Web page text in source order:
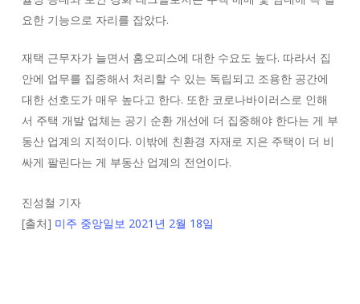
요한 기능으로 자리를 잡았다.
재택 근무자가 늘면서 홈오피스에 대한 수요도 높다. 따라서 집
안에 업무를 집중해서 처리할 수 있는 독립되고 조용한 공간에
대한 선호도가 매우 높다고 한다. 또한 코로나바이러스로 인해
서 주택 개발 업체는 공기 순환 개선에 더 집중해야 한다는 게 부
동산 업계의 지적이다. 이밖에 친환경 자재로 지은 주택이 더 비
싸게 팔린다는 게 부동산 업계의 전언이다.
진성철 기자
[출처] 미주 중앙일보 2021년 2월 18일